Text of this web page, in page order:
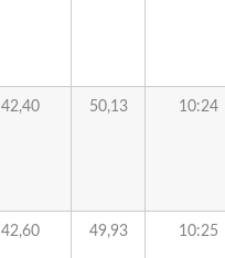
42,40 50,13 10:24
42,60 49,93 10:25